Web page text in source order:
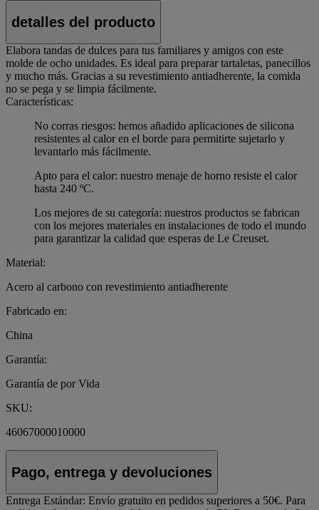
detalles del producto
Elabora tandas de dulces para tus familiares y amigos con este
molde de ocho unidades. Es ideal para preparar tartaletas, panecillos
y mucho más. Gracias a su revestimiento antiadherente, la comida
no se pega y se limpia fácilmente.
Características:
No corras riesgos: hemos añadido aplicaciones de silicona
resistentes al calor en el borde para permitirte sujetarlo y
levantarlo más fácilmente.
Apto para el calor: nuestro menaje de horno resiste el calor
hasta 240 ºC.
Los mejores de su categoría: nuestros productos se fabrican
con los mejores materiales en instalaciones de todo el mundo
para garantizar la calidad que esperas de Le Creuset.
Material:
Acero al carbono con revestimiento antiadherente
Fabricado en:
China
Garantía:
Garantía de por Vida
SKU:
46067000010000
Pago, entrega y devoluciones
Entrega Estándar: Envío gratuito en pedidos superiores a 50€. Para